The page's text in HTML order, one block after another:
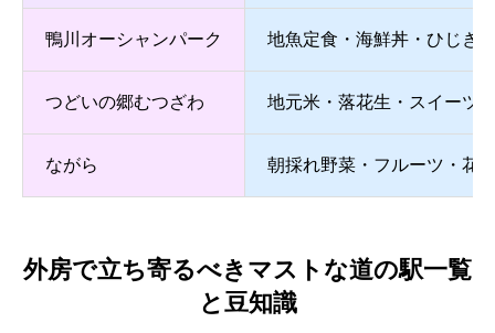
鴨川オーシャンパーク 地魚定食・海鮮丼・ひじき
つどいの郷むつざわ 地元米・落花生・スイーツ
ながら 朝採れ野菜・フルーツ・花
外房で立ち寄るべきマストな道の駅一覧
と豆知識